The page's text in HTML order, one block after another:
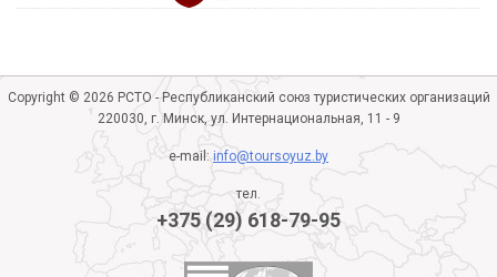
Copyright © 2026 РСТО - Республиканский союз туристических организаций
220030, г. Минск, ул. Интернациональная, 11 - 9
e-mail:info@toursoyuz.by
тел.
+375 (29) 618-79-95